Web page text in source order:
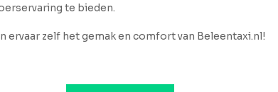
te bieden.
ervaar zelf het gemak en comfort van Beleentaxi.nl!